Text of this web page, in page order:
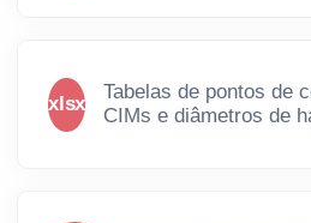
xlsx
Tabelas de pontos de
CIMs e diâmetros de